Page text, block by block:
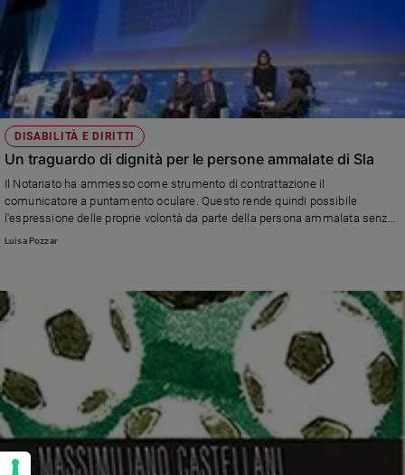
DISABILITÀ E DIRITTI
Un traguardo di dignità per le persone ammalate di Sla
Il Notariato ha ammesso come strumento di contrattazione il
comunicatore a puntamento oculare. Questo rende quindi possibile
l'espressione delle proprie volontà da parte della persona ammalata senza
intermediari.
Luisa Pozzar